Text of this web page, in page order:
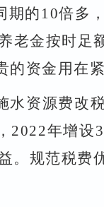
期的 10倍多
老金按时足
的资金用在
水资源费改
2022年增设3
。规范税费